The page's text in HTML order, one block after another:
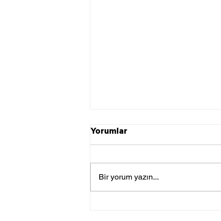
Yorumlar
Bir yorum yazın...